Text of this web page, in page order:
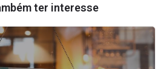
ter interesse